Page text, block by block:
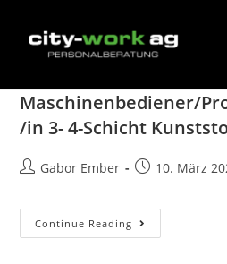
Maschinenbediener/
/in 3- 4-Schicht
Gabor Ember 10. März
Continue Reading